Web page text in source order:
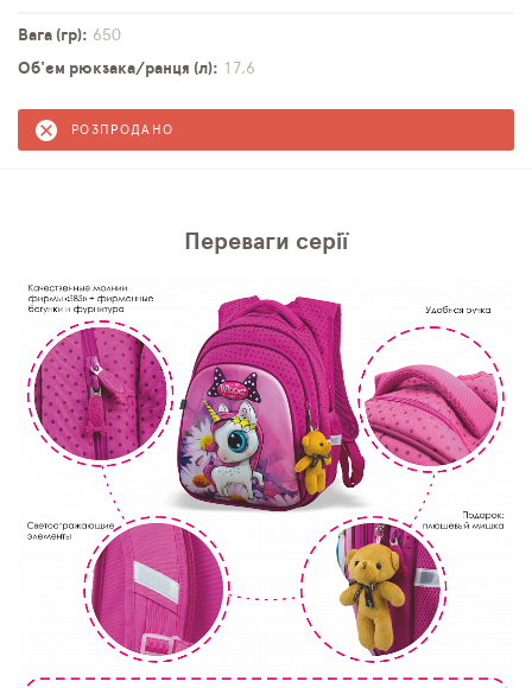
Вага (гр)
650
Об'єм рюкзака/ранця (л)
17,6
РОЗПРОДАНО
Переваги серії